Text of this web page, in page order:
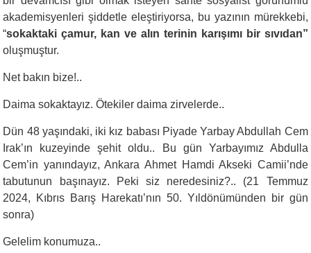
akademisyenleri şiddetle eleştiriyorsa, bu yazının mürekkebi,
“sokaktaki çamur, kan ve alın terinin karışımı bir sıvıdan”
oluşmuştur.
Net bakın bize!..
Daima sokaktayız. Ötekiler daima zirvelerde..
Dün 48 yaşındaki, iki kız babası Piyade Yarbay Abdullah Cem
Irak’ın kuzeyinde şehit oldu.. Bu gün Yarbayımız Abdulla
Cem’in yanındayız, Ankara Ahmet Hamdi Akseki Camii’nde
tabutunun başınayız. Peki siz neredesiniz?.. (21 Temmuz
2024, Kıbrıs Barış Harekatı’nın 50. Yıldönümünden bir gün
sonra)
Gelelim konumuza..